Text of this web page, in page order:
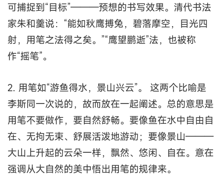
可捕捉到“目标”———预想的书写效果。清代书法
家朱和羹说：“能如秋鹰搏兔，碧落摩空，目光四
射，用笔之法得之矣。”“鹰望鹏逝”法，也被称
作“摇笔”。
2. 用笔如“游鱼得水，景山兴云”。 这两个比喻是
李斯同一次说的，故而放在一起阐述。总的意思是
用笔不要做作，要自然舒畅。要像鱼在水中自由自
在、无拘无束、舒展活泼地游动；要像景山———
大山上升起的云朵一样，飘然、悠闲、自在。意在
强调从大自然的美中悟出用笔的规律来。